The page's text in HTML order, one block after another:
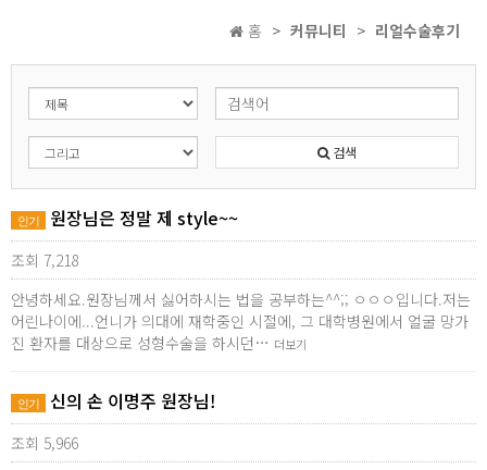
홈 커뮤니티 리얼수술후기
검색
인기 원장님은 정말 제 style~~
조회 7,218
안녕하세요.원장님께서 싫어하시는 법을 공부하는^^;; ㅇㅇㅇ입니다.저는
어린나이에...언니가 의대에 재학중인 시절에, 그 대학병원에서 얼굴 망가
진 환자를 대상으로 성형수술을 하시던… 더보기
인기 신의 손 이명주 원장님!
조회 5,966